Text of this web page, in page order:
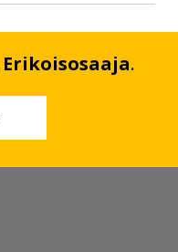
Erikoisosaaja.